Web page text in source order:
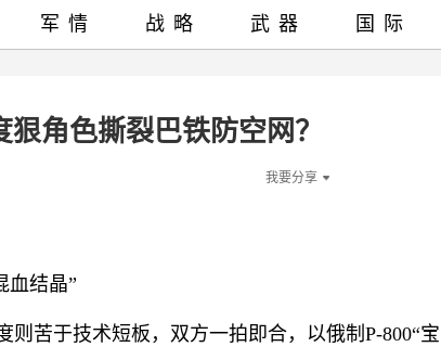
角色撕裂巴铁防空网？
我要分享
血结晶”
则苦于技术短板，双方一拍即合，以俄制P-800“宝
军情 战略 武器 国际